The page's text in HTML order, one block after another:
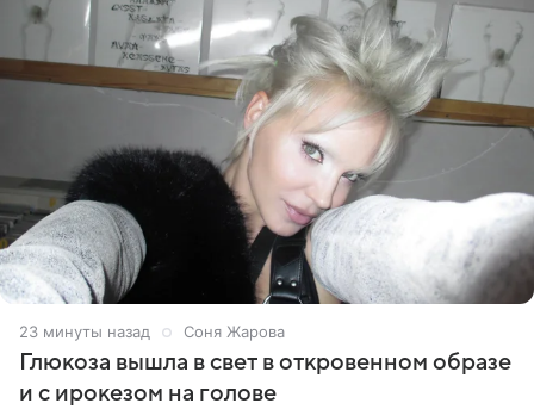
23 минуты назад Соня Жарова
Глюкоза вышла в свет в откровенном образе
и с ирокезом на голове